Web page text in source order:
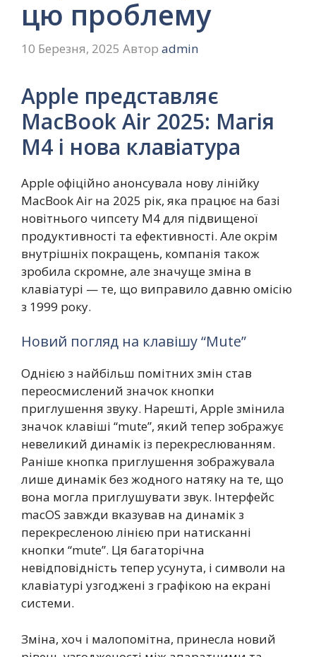
цю проблему
10 Березня, 2025 Автор admin
Apple представляє
MacBook Air 2025: Магія
M4 і нова клавіатура
Apple офіційно анонсувала нову лінійку
MacBook Air на 2025 рік, яка працює на базі
новітнього чипсету M4 для підвищеної
продуктивності та ефективності. Але окрім
внутрішніх покращень, компанія також
зробила скромне, але значуще зміна в
клавіатурі — те, що виправило давню омісію
з 1999 року.
Новий погляд на клавішу “Mute”
Однією з найбільш помітних змін став
переосмислений значок кнопки
приглушення звуку. Нарешті, Apple змінила
значок клавіші “mute”, який тепер зображує
невеликий динамік із перекреслюванням.
Раніше кнопка приглушення зображувала
лише динамік без жодного натяку на те, що
вона могла приглушувати звук. Інтерфейс
macOS завжди вказував на динамік з
перекресленою лінією при натисканні
кнопки “mute”. Ця багаторічна
невідповідність тепер усунута, і символи на
клавіатурі узгоджені з графікою на екрані
системи.
Зміна, хоч і малопомітна, принесла новий